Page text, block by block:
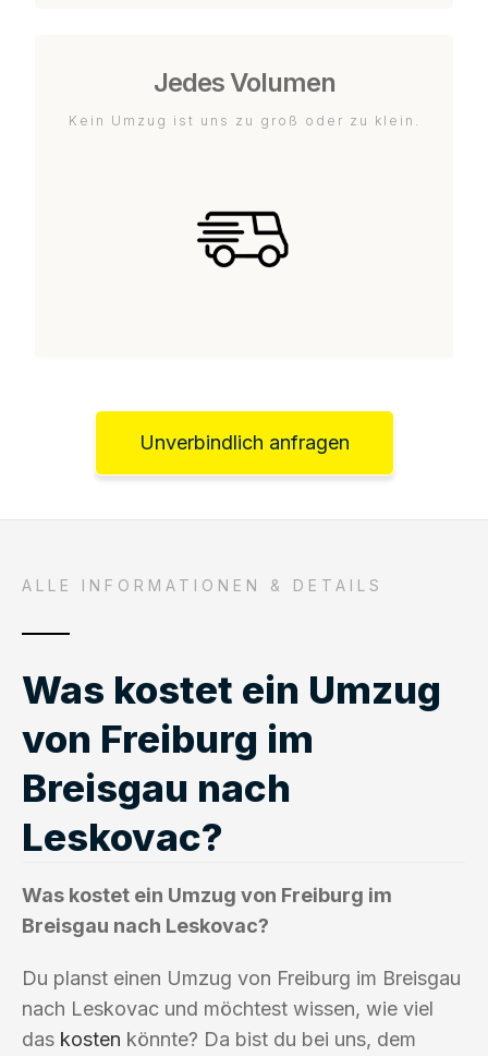
Jedes Volumen
Kein Umzug ist uns zu groß oder zu klein.
Unverbindlich anfragen
ALLE INFORMATIONEN & DETAILS
Was kostet ein Umzug
von Freiburg im
Breisgau nach
Leskovac?
Was kostet ein Umzug von Freiburg im
Breisgau nach Leskovac?
Du planst einen Umzug von Freiburg im Breisgau
nach Leskovac und möchtest wissen, wie viel
das kosten könnte? Da bist du bei uns, dem